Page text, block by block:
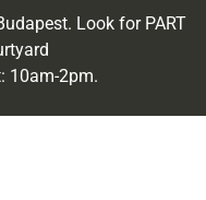
Look for PART
10am-2pm.